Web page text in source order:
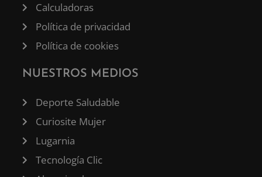
Calculadoras
Política de privacidad
Política de cookies
NUESTROS MEDIOS
Deporte Saludable
Curiosite Mujer
Lugarnia
Tecnología Clic